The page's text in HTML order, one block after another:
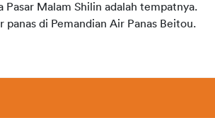
Pasar Malam Shilin adalah tempatnya.
di Pemandian Air Panas Beitou.